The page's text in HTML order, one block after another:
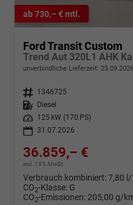
ab 730,– € mtl.
Ford Transit Custom
Trend Aut 320L1 AHK
unverbindliche Lieferzeit: 25.09.2026
Fahrzeugnr. 1346725
Kraftstoff
Diesel
Leistung
125 kW (170 PS)
31.07.2026
36.859,– €
incl. 19% MwSt.
Verbrauch kombiniert:7,80
CO2-Klasse: G
CO2-Emissionen: 205,00 g/